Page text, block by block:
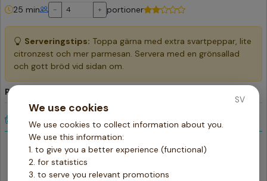
25 min
- + portioner
Serveringstips: Toppa gärna med extra svartpeppar, lite
citronzest och mer parmesan. Servera med en grönsallad
och gott bröd vid sidan om.
Pasta med spenat, vitlök och citron
Ingredienser
gr
Pasta
Vitlök
Citron
SV
We use cookies
We use cookies to collect information about you.
We use this information:
1. to give you a better experience (functional)
2. for statistics
3. to serve you relevant promotions